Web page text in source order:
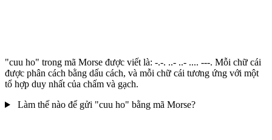
"cuu ho" trong mã Morse được viết là: -.-. ..- ..- .... ---. Mỗi chữ cái
được phân cách bằng dấu cách, và mỗi chữ cái tương ứng với một
tổ hợp duy nhất của chấm và gạch.
Làm thế nào để gửi "cuu ho" bằng mã Morse?